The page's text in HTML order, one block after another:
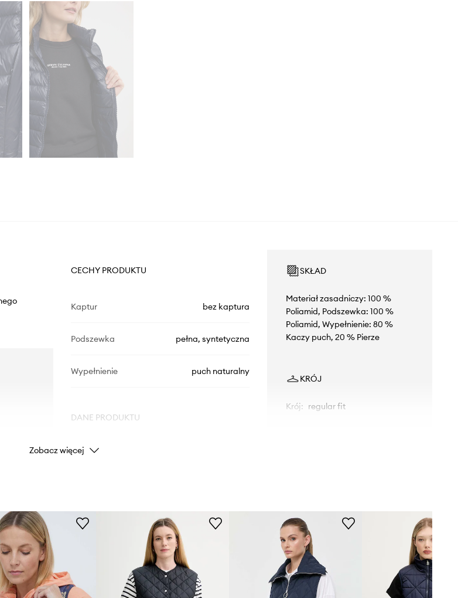
CECHY PRODUKTU
Kaptur bez kaptura
Podszewka pełna, syntetyczna
Wypełnienie puch naturalny
DANE PRODUKTU
Kod producenta
Marka Armani Exchange
SKŁAD
Materiał zasadniczy: 100 %
Poliamid, Podszewka: 100 %
Poliamid, Wypełnienie: 80 %
Kaczy puch, 20 % Pierze
KRÓJ
Krój: regular fit
Rozmiary prezentowane w sklepie
zostały przeliczone na standardową,
europejską tabelę rozmiarową. Na
metce dostarczonego produktu
znajduje się oryginalne oznaczenie
producenta.
Tabela rozmiarów
Zobacz więcej